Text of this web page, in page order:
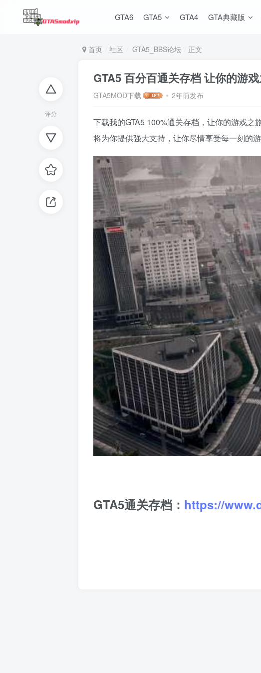
GTA6 GTA5 GTA4 GTA典藏版
评分
首页 社区 GTA5_BBS论坛 正文
GTA5 百分百通关存档 让你的游
GTA5MOD下载 2年前发布
下载我的GTA5 100%通关存档，让你的游戏
将为你提供强大支持，让你尽情享受每一刻的
GTA5通关存档： https://